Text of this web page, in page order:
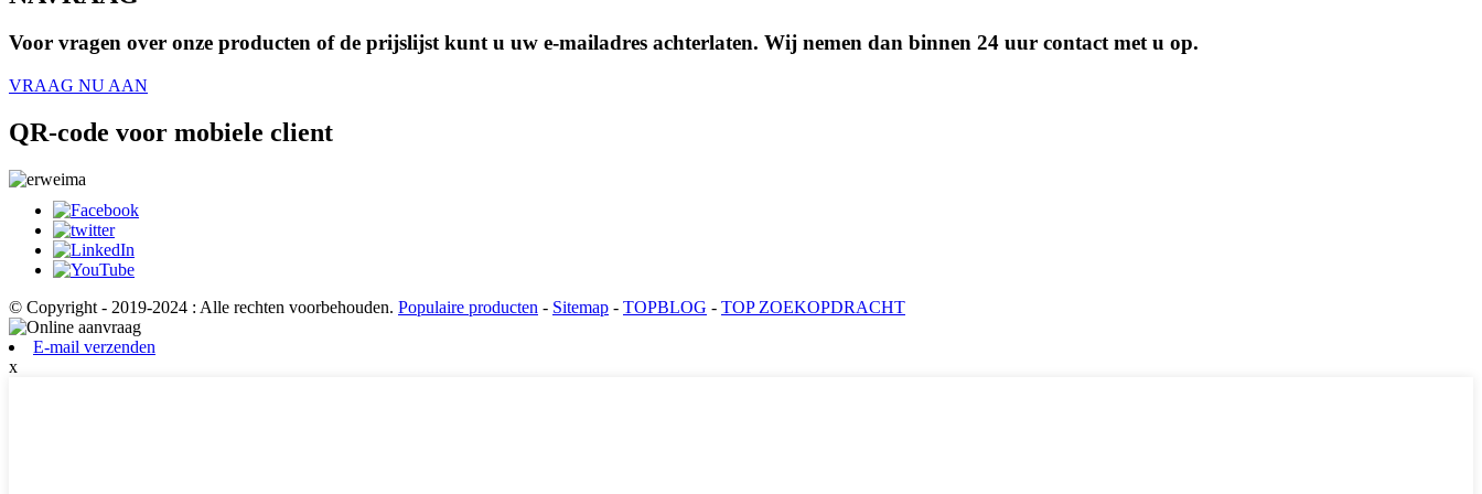
Voor vragen over onze producten of de prijslijst kunt u uw e-mailadres achterlaten. Wij nemen dan binnen 24 uur contact met u op.
VRAAG NU AAN
QR-code voor mobiele client
© Copyright - 2019-2024 : Alle rechten voorbehouden. Populaire producten - Sitemap - TOPBLOG - TOP ZOEKOPDRACHT
E-mail verzenden
x